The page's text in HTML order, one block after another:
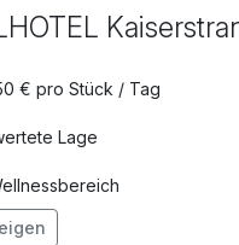
€ pro Stück / Tag
Lage
erlaubt für 25,00 € pro